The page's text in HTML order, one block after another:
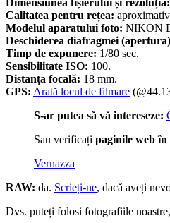
Dimensiunea fișierului și rezoluția:
Calitatea pentru rețea:
Modelul aparatului foto: NIKON
Deschiderea diafragmei
Timp de expunere: 1/80 sec.
Sensibilitate ISO: 100.
Distanța focală: 18 mm.
GPS: Arată locul de filmare
S-ar putea să vă intereseze:
Sau verificați paginile web în
Vernazza
RAW: da. Scrieți-ne, dacă aveți
Dvs. puteți folosi fotografiile